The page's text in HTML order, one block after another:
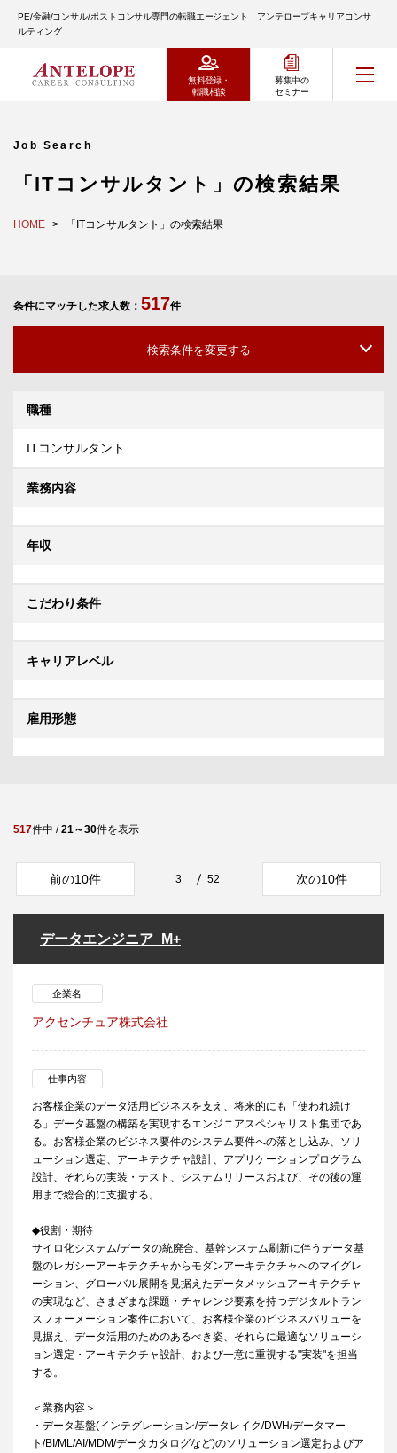
PE/金融/コンサル/ポストコンサル専門の転職エージェント アンテロープキャリアコンサ
ルティング
無料登録・
転職相談
募集中の
セミナー
Job Search
「ITコンサルタント」の検索結果
HOME 「ITコンサルタント」の検索結果
条件にマッチした求人数： 517件
検索条件を変更する
職種
ITコンサルタント
業務内容
年収
こだわり条件
キャリアレベル
雇用形態
517件中 /21～30件を表示
前の10件 3 52 次の10件
データエンジニア_M+
企業名
アクセンチュア株式会社
仕事内容
お客様企業のデータ活用ビジネスを支え、将来的にも「使われ続け
る」データ基盤の構築を実現するエンジニアスペシャリスト集団であ
る。お客様企業のビジネス要件のシステム要件への落とし込み、ソリ
ューション選定、アーキテクチャ設計、アプリケーションプログラム
設計、それらの実装・テスト、システムリリースおよび、その後の運
用まで総合的に支援する。
◆役割・期待
サイロ化システム/データの統廃合、基幹システム刷新に伴うデータ基
盤のレガシーアーキテクチャからモダンアーキテクチャへのマイグレ
ーション、グローバル展開を見据えたデータメッシュアーキテクチャ
の実現など、さまざまな課題・チャレンジ要素を持つデジタルトラン
スフォーメーション案件において、お客様企業のビジネスバリューを
見据え、データ活用のためのあるべき姿、それらに最適なソリューシ
ョン選定・アーキテクチャ設計、および一意に重視する"実装"を担当
する。
＜業務内容＞
・データ基盤(インテグレーション/データレイク/DWH/データマー
ト/BI/ML/AI/MDM/データカタログなど)のソリューション選定およびア